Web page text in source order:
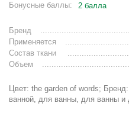
Бонусные баллы:
2 балла
Бренд
Применяется
Состав ткани
Объем
Цвет: the garden of words;
ванной, для ванны, для ванны и